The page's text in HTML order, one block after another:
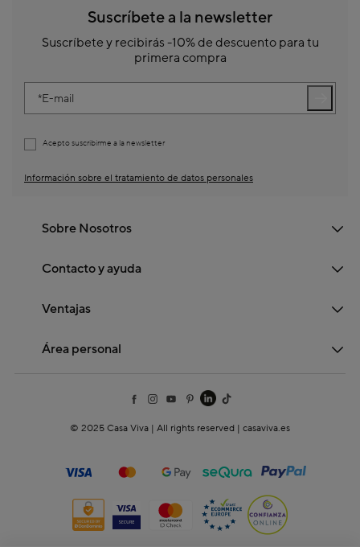
Suscríbete a la newsletter
Suscríbete y recibirás -10% de descuento para tu
primera compra
E-mail
Acepto suscribirme a la newsletter
Información sobre el tratamiento de datos personales
Sobre Nosotros
Contacto y ayuda
Ventajas
Área personal
© 2025 Casa Viva | All rights reserved | casaviva.es